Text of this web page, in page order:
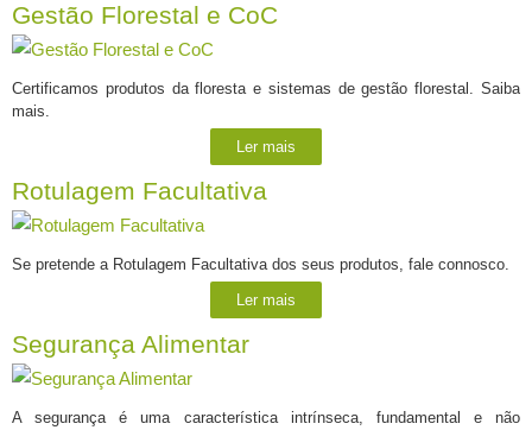
Gestão Florestal e CoC
Certificamos produtos da floresta e sistemas de gestão florestal. Saiba
mais.
Ler mais
Rotulagem Facultativa
Se pretende a Rotulagem Facultativa dos seus produtos, fale connosco.
Ler mais
Segurança Alimentar
A segurança é uma característica intrínseca, fundamental e não